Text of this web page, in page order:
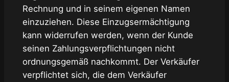
Rechnung und in seinem eigenen Namen
einzuziehen. Diese Einzugsermächtigung
kann widerrufen werden, wenn der Kunde
seinen Zahlungsverpflichtungen nicht
ordnungsgemäß nachkommt. Der Verkäufer
verpflichtet sich, die dem Verkäufer